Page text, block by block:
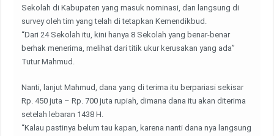
Sekolah di Kabupaten yang masuk nominasi, dan langsung di
survey oleh tim yang telah di tetapkan Kemendikbud.
“Dari 24 Sekolah itu, kini hanya 8 Sekolah yang benar-benar
berhak menerima, melihat dari titik ukur kerusakan yang ada”
Tutur Mahmud.
Nanti, lanjut Mahmud, dana yang di terima itu berpariasi sekisar
Rp. 450 juta – Rp. 700 juta rupiah, dimana dana itu akan diterima
setelah lebaran 1438 H.
“Kalau pastinya belum tau kapan, karena nanti dana nya langsung